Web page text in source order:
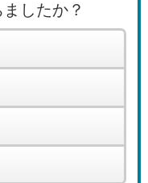
したか？